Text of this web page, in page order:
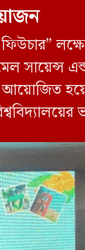
ফিউচার”
সায়েন্স
আয়োজিত